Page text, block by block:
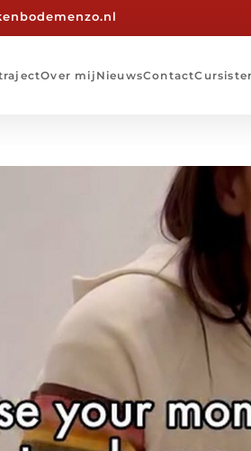
Over mij NieuwsContact